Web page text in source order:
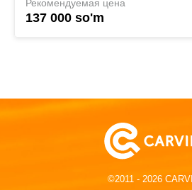
Рекомендуемая цена
137 000 so'm
©2011 - 2026